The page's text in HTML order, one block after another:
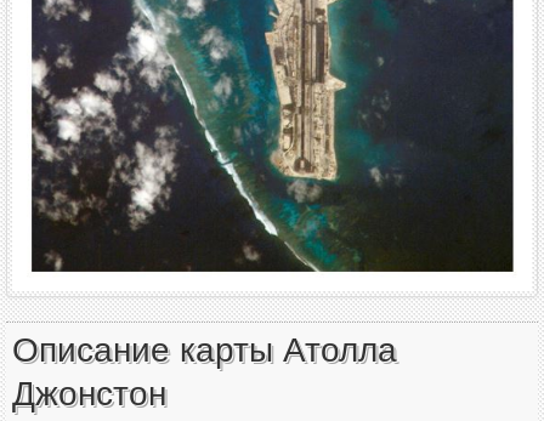
Описание карты Атолла
Джонстон